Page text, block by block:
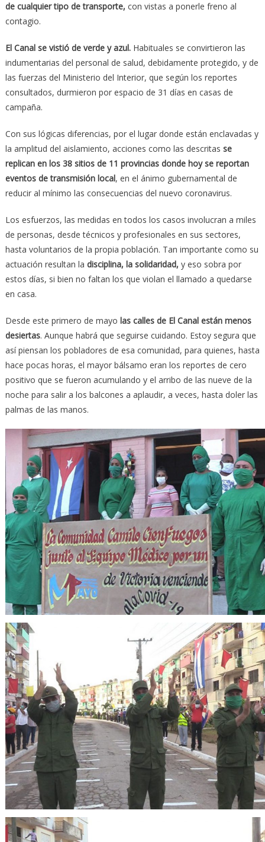
de cualquier tipo de transporte, con vistas a ponerle freno al
contagio.
El Canal se vistió de verde y azul. Habituales se convirtieron las
indumentarias del personal de salud, debidamente protegido, y de
las fuerzas del Ministerio del Interior, que según los reportes
consultados, durmieron por espacio de 31 días en casas de
campaña.
Con sus lógicas diferencias, por el lugar donde están enclavadas y
la amplitud del aislamiento, acciones como las descritas se
replican en los 38 sitios de 11 provincias donde hoy se reportan
eventos de transmisión local, en el ánimo gubernamental de
reducir al mínimo las consecuencias del nuevo coronavirus.
Los esfuerzos, las medidas en todos los casos involucran a miles
de personas, desde técnicos y profesionales en sus sectores,
hasta voluntarios de la propia población. Tan importante como su
actuación resultan la disciplina, la solidaridad, y eso sobra por
estos días, si bien no faltan los que violan el llamado a quedarse
en casa.
Desde este primero de mayo las calles de El Canal están menos
desiertas. Aunque habrá que seguirse cuidando. Estoy segura que
así piensan los pobladores de esa comunidad, para quienes, hasta
hace pocas horas, el mayor bálsamo eran los reportes de cero
positivo que se fueron acumulando y el arribo de las nueve de la
noche para salir a los balcones a aplaudir, a veces, hasta doler las
palmas de las manos.